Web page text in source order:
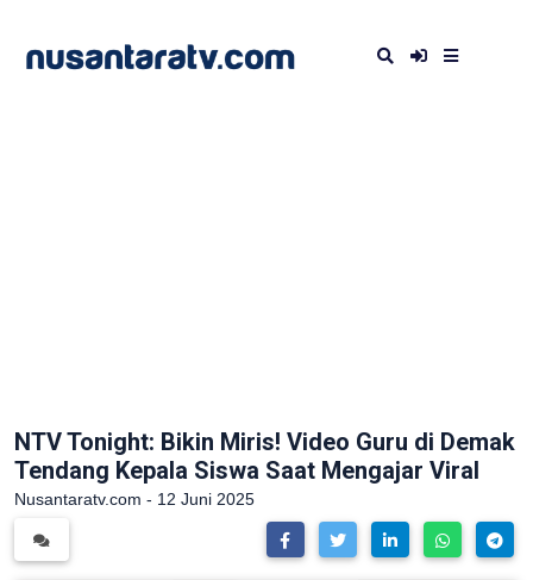
NTV Tonight: Bikin Miris! Video Guru di Demak
Tendang Kepala Siswa Saat Mengajar Viral
Nusantaratv.com - 12 Juni 2025